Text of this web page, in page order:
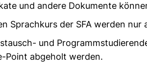
und andere Dokumente
Sprachkurs der SFA werden
und
Point abgeholt werden.